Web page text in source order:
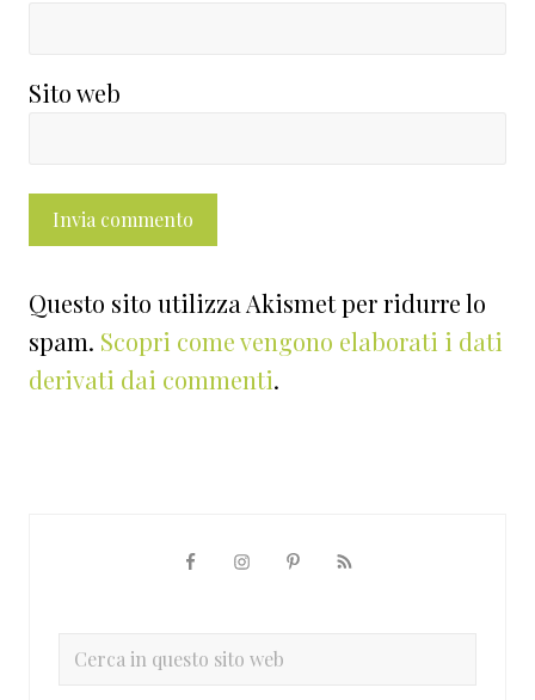
Sito web
Questo sito utilizza Akismet per ridurre lo
spam. Scopri come vengono elaborati i dati
derivati dai commenti.
primaria
Cerca